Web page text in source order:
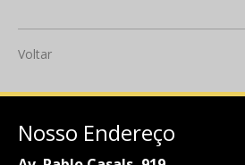
Voltar
Nosso Endereço